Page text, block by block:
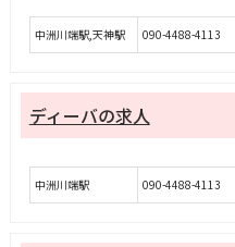
中洲川端駅,天神駅 090-4488-4113
ディーバの求人
中洲川端駅 090-4488-4113